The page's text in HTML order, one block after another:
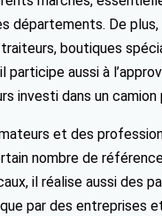
départements. De
boutiques
aussi à
investi dans un
et des
nombre de
il réalise aussi des
par des entreprises